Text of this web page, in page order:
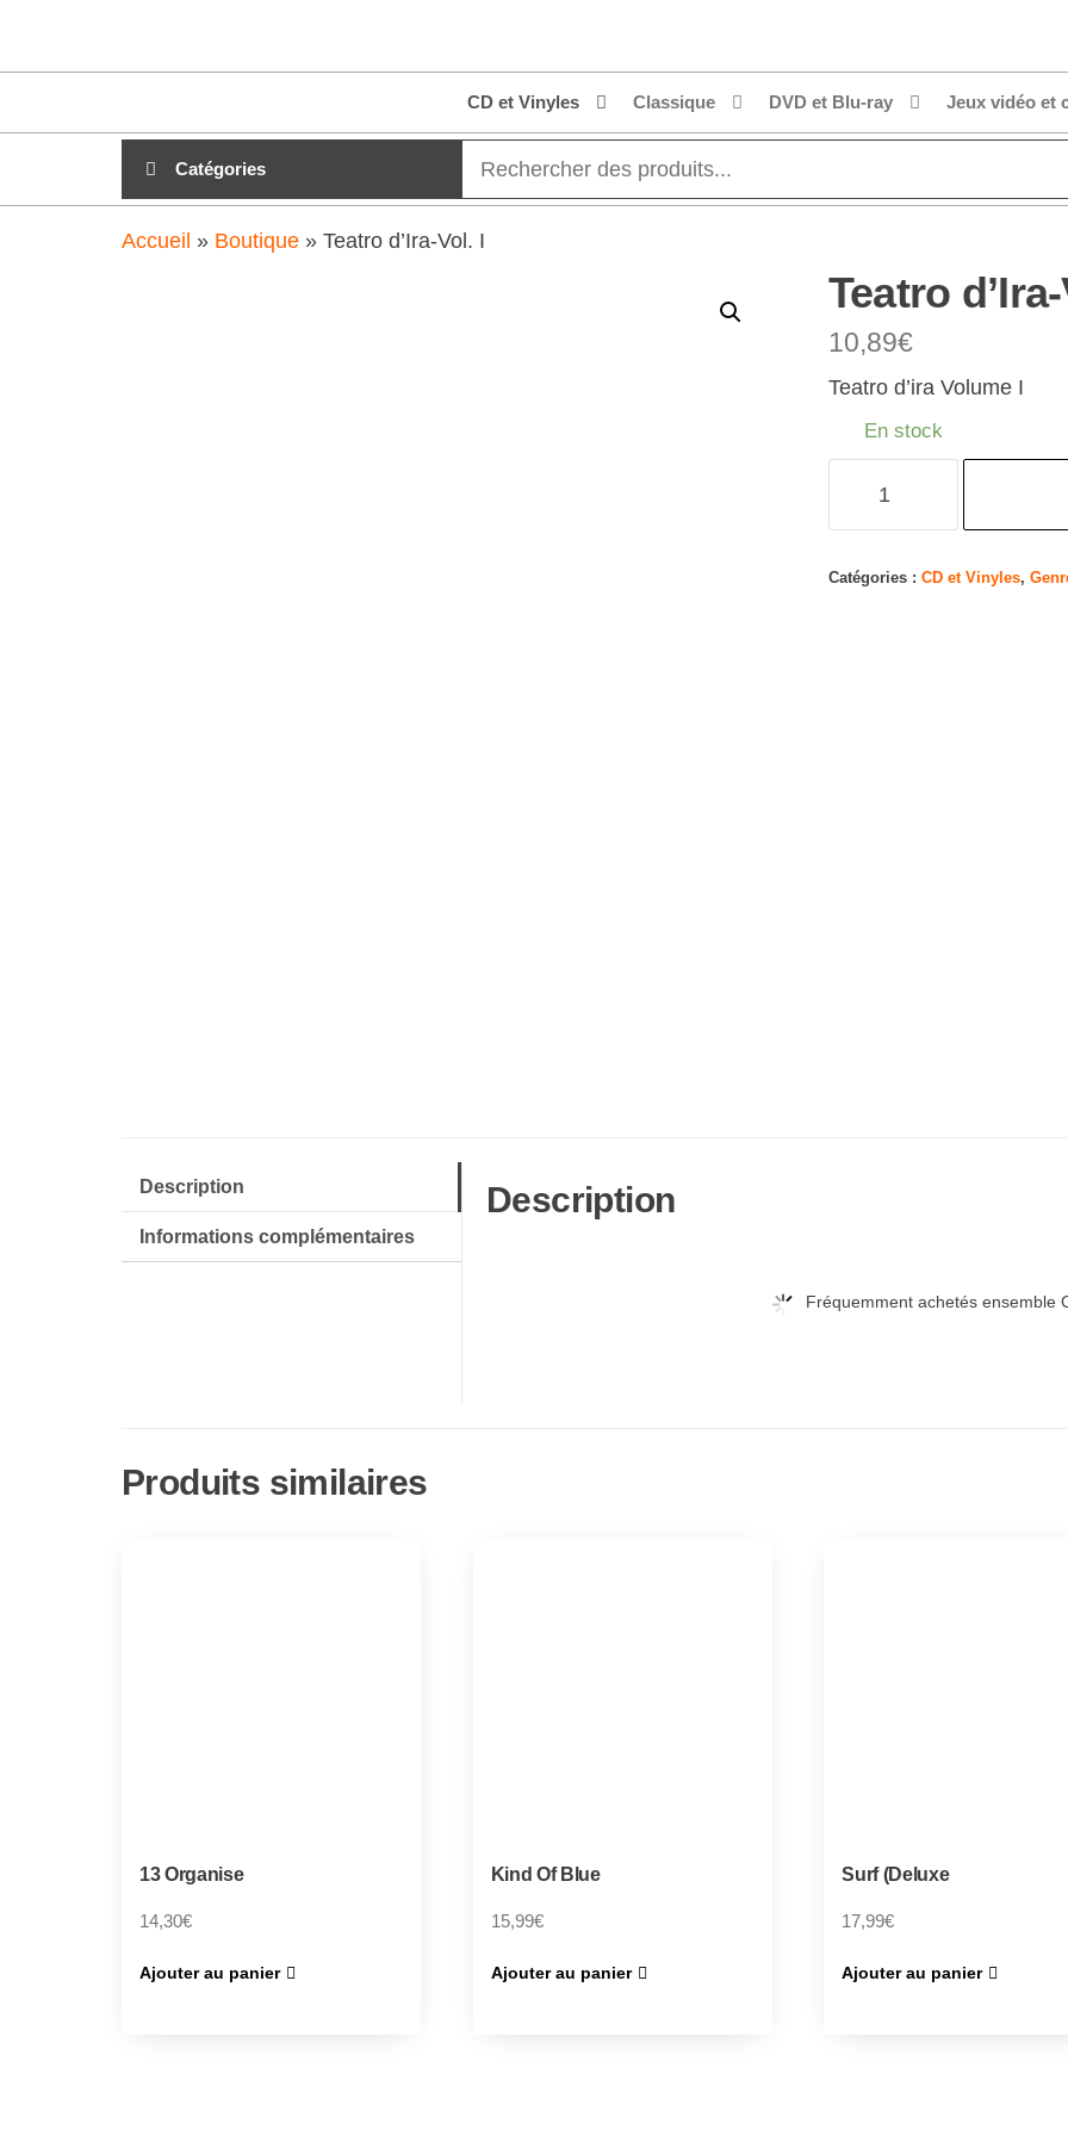
clubdial.fr
CD et Vinyles Classique DVD et Blu-ray Jeux vidéo et
Catégories
Accueil » Boutique » Teatro d’Ira-Vol. I
Teatro
10,89€
Teatro d’ira Volume I
En stock
d'Ira-
Catégories : CD et Vinyles,
Description
Informations complémentaires
Description
Fréquemment achetés ensemble
Produits similaires
13 Organise
14,30€
Ajouter au panier
Kind Of Blue
15,99€
Ajouter au panier
Surf (Deluxe
17,99€
Ajouter au panier